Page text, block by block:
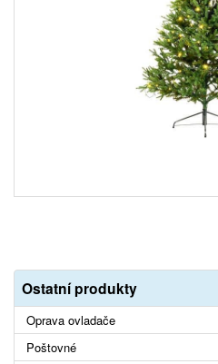
Ostatní produkty
Oprava ovladače
Poštovné